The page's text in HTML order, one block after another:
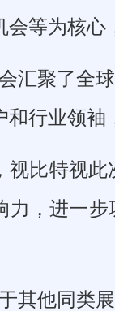
会等为核心
汇聚了全
和行业领袖
视比特视
力，进一
其他同类